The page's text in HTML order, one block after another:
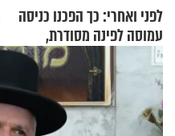
לפני ואחרי: כך הפכנו כניסה
עמוסה לפינה מסודרת,
שימושית ומזמינה